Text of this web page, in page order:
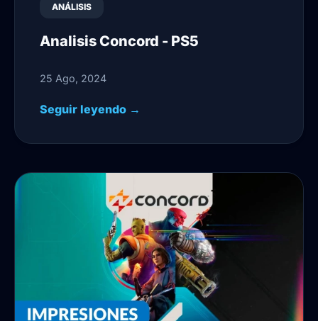
ANÁLISIS
Analisis Concord - PS5
25 Ago, 2024
Seguir leyendo →